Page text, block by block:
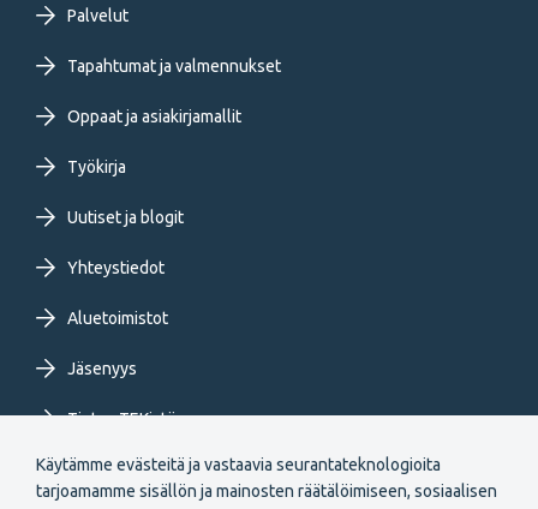
Käytämme evästeitä ja vastaavia seurantateknologioita
tarjoamamme sisällön ja mainosten räätälöimiseen, sosiaalisen
Footer
primary
menu
FI
Palvelut
Tapahtumat ja valmennukset
Oppaat ja asiakirjamallit
Työkirja
Uutiset ja blogit
Yhteystiedot
Aluetoimistot
Jäsenyys
Tietoa TEKistä
Extranet